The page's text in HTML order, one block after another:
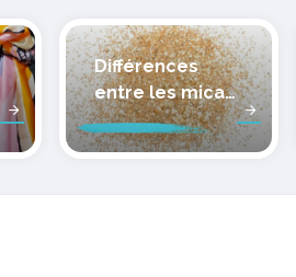
Différences
entre les micas
des pâtes
polymères